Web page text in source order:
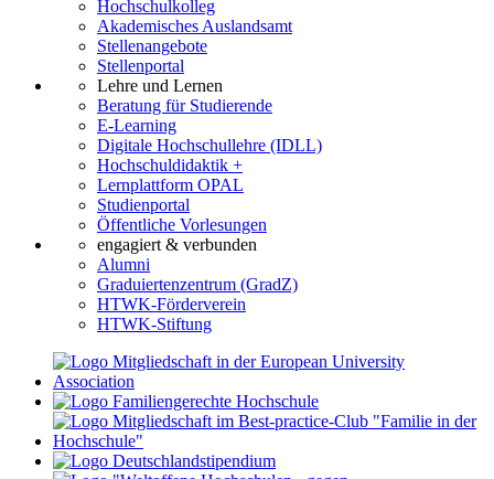
Hochschulkolleg
Akademisches Auslandsamt
Stellenangebote
Stellenportal
Lehre und Lernen
Beratung für Studierende
E-Learning
Digitale Hochschullehre (IDLL)
Hochschuldidaktik +
Lernplattform OPAL
Studienportal
Öffentliche Vorlesungen
engagiert & verbunden
Alumni
Graduiertenzentrum (GradZ)
HTWK-Förderverein
HTWK-Stiftung